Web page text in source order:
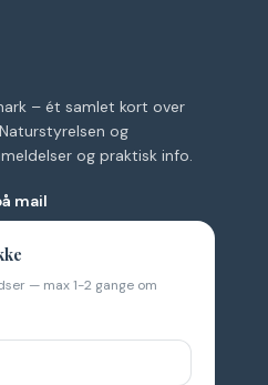
– ét samlet kort over
og
og praktisk info.
mail
— max 1-2 gange om